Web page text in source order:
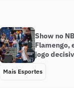
Show no
Flamengo,
jogo
Mais Esportes